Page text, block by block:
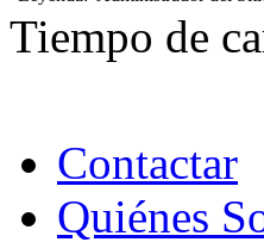
Tiempo de
Contactar
Quiénes